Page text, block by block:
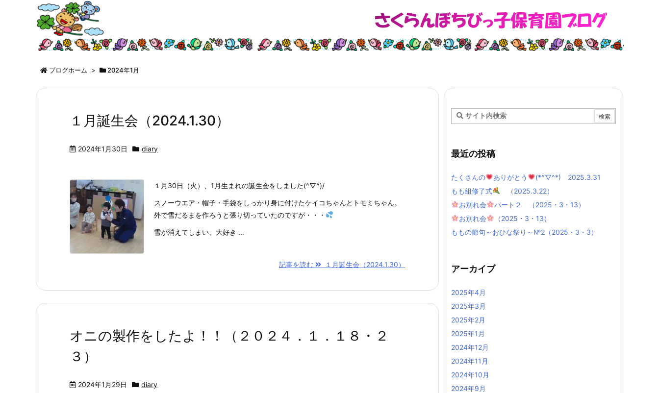
ブログホーム > 2024年1月
１月誕生会（2024.1.30）
2024年1月30日 diary
１月30日（火）、1月生まれの誕生会をしました(^▽^)/
スノーウエア・帽子・手袋をしっかり身に付けたケイコちゃんとトモミちゃん。
外で雪だるまを作ろうと張り切っていたのですが・・・
雪が消えてしまい、大好き ...
記事を読む １月誕生会（2024.1.30）
オニの製作をしたよ！！（２０２４．１．１８・２
３）
2024年1月29日 diary
最近の投稿
たくさんの ありがとう
(*^▽^*) 2025.3.31
もも組修了式
（2025.3.22）
お別れ会
パート２ （2025・3・13）
お別れ会
（2025・3・13）
ももの節句～おひな祭り～№2（2025・3・3）
アーカイブ
2025年4月
2025年3月
2025年2月
2025年1月
2024年12月
2024年11月
2024年10月
2024年9月